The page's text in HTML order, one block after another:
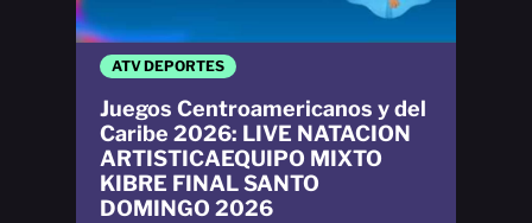
ATV DEPORTES
Juegos Centroamericanos y del
Caribe 2026: LIVE NATACION
ARTISTICAEQUIPO MIXTO
KIBRE FINAL SANTO
DOMINGO 2026